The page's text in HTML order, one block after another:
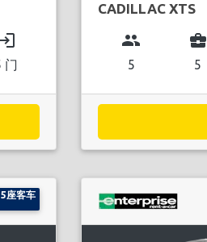
门
CADILLAC XTS
group
5
business_center
5
座客车